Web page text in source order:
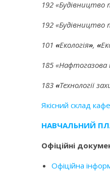
192 «Будівництво
192 «Будівництво
101 «Екологія», «
185 «Нафтогазова
183 «Технології
Якісний склад
НАВЧАЛЬНИЙ
Офіційні
Офіційна